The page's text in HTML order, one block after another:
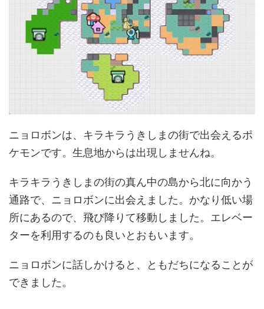
ニョロボンは、キラキラうきしまの街で出会えるポ
ケモンです。生息地からは出現しませんね。
キラキラうきしまの街の真ん中の島から北に向かう
通路で、ニョロボンに出会えました。かなり低い場
所にあるので、飛び降りて移動しました。エレベー
ターを利用するのも良いとおもいます。
ニョロボンに話しかけると、ともだちになることが
できました。